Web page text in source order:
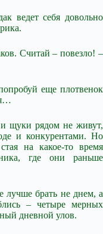
ведет себя довольно
Считай – повезло! –
еще плотвенок
и щуки рядом не живут,
и конкурентами. Но
на какое-то время
где они раньше
лучше брать не днем, а
– четыре мерных
дневной улов.